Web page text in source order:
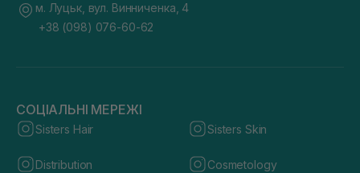
м. Луцьк, вул. Винниченка, 4
+38 (098) 076-60-62
СОЦІАЛЬНІ МЕРЕЖІ
Sisters Hair Sisters Skin
Distribution Cosmetology